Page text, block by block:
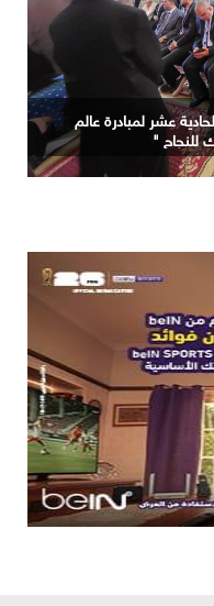
عشر لمبادرة عالم
للنجاح "